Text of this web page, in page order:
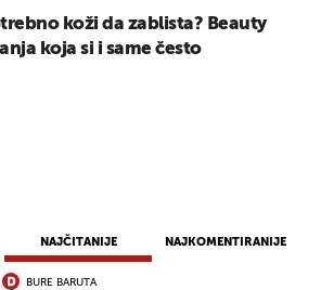
NAJČITANIJE NAJKOMENTIRANIJE
BURE BARUTA
koži da zablista? Beauty
koja si i same često